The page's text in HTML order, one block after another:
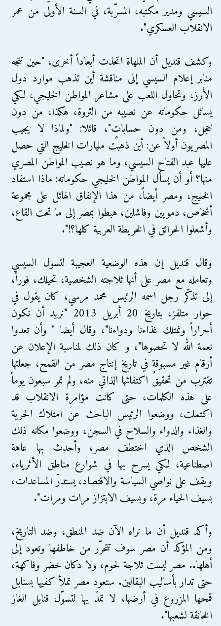
السيسي ومدير مكتبه، المسرّبة، في السنة الأولى من عمر
الانقلاب العسكري".
وكشف قنديل أن الملهاة اتحذت أبعاداً أخرى، "حين تتجه
منابر إعلام السيسي إلى مناقشة أين تذهب موارد دول
الأرز، وتحاول اللعب على مشاعر المواطن الخليجي، لكي
يسائل حكوماته عن نصيبه من الثروة، هكذا، من دون
خجل، ومن دون حساباتٍ"، قائلا: "ولماذا لا يجيب
المصريون أولاً عن: أين ذهبت مليارات الخليج التي حصل
عليها عبد الفتاح السيسي، وما هو نصيب المواطن المصري
منها؟ أو أن يسأل المواطن الخليجي حكوماته: ماذا استفاد
الخليج، ومصر أيضاً، من هذا الإنفاق الهائل على مجموعة
أشخاص، دمويين وفاشلين، هبطوا بمصر إلى ما تحت القاع،
وأشعلوا الحرائق في الخريطة العربية كلها؟!".
وقال قنديل إن هذه الوضعية العجيبة لتسول السيسي
وتعامله مع مصر على أنها ثلاجته الشخصية، تحيلك، فوراً،
إلى تذكّر رجل اسمه الرئيس محمد مرسي، كان يقول في
حوار متلفز، بتاريخ 20 أبريل 2013 "نريد أن نكون
أحراراً ونمتلك غذاءنا ودواءنا"، وقال أيضا " وأن تعدوا
نعمة الله لا تحصوها"، و كان ذلك لمناسبة الإعلان عن
أرقام غير مسبوقةٍ في تاريخ إنتاج مصر من القمح، جعلتها
تقترب من تحقيق اكتفائها الذاتي منه، ولم تمر سبعون يوماً
على هذه الكلمات، حتى كانت مؤامرة الانقلاب قد
اكتملت، ووضعوا الرئيس الباحث عن امتلاك الحرية
والغذاء والدواء والسلاح في السجن، ووضعوا مكانه ذلك
الشخص الذي اختطف مصر، وأحدث بها عاهة
اصطناعية، لكي يسرح بها في شوارع مناطق الأثرياء،
ويقف على نواصي السياسة والاقتصاد، يستدرّ المساعدات،
بسيف الحياء مرة، وبسيف الابتزاز مرات ومرات".
وأكد قنديل أن ما نراه الآن ضد المنطق، وضد التاريخ،
ومن المؤكد أن مصر سوف تتحرّر من خاطفها وتعود إلى
أهلها.. مصر ليست ثلاجة لحوم، ولا دكان خضر وفاكهة،
حتى تدار بأساليب البقالين. ستعود مصر تملأ كفيها بسنابل
قمحها المزروع في أرضها، لا تمدّ يها لتسوّل قنابل الغاز
الخانقة لشعبها".